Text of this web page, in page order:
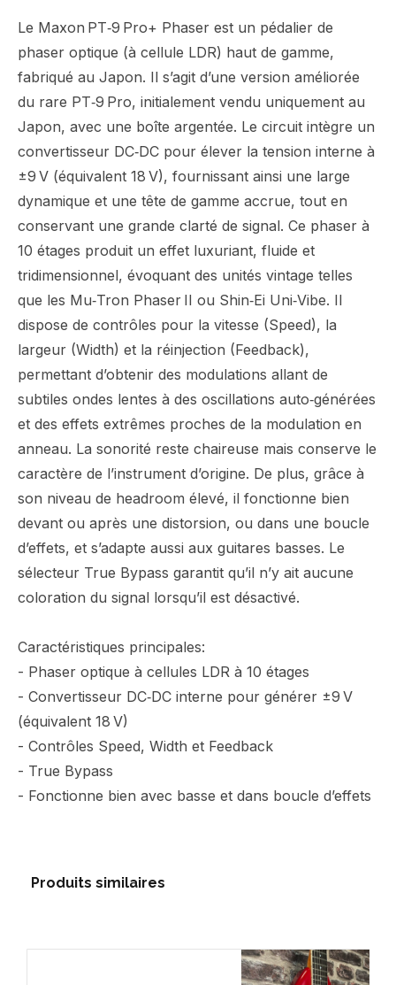
Le Maxon PT‑9 Pro+ Phaser est un pédalier de
phaser optique (à cellule LDR) haut de gamme,
fabriqué au Japon. Il s’agit d’une version améliorée
du rare PT‑9 Pro, initialement vendu uniquement au
Japon, avec une boîte argentée. Le circuit intègre un
convertisseur DC‑DC pour élever la tension interne à
±9 V (équivalent 18 V), fournissant ainsi une large
dynamique et une tête de gamme accrue, tout en
conservant une grande clarté de signal. Ce phaser à
10 étages produit un effet luxuriant, fluide et
tridimensionnel, évoquant des unités vintage telles
que les Mu‑Tron Phaser II ou Shin‑Ei Uni‑Vibe. Il
dispose de contrôles pour la vitesse (Speed), la
largeur (Width) et la réinjection (Feedback),
permettant d’obtenir des modulations allant de
subtiles ondes lentes à des oscillations auto‑générées
et des effets extrêmes proches de la modulation en
anneau. La sonorité reste chaireuse mais conserve le
caractère de l’instrument d’origine. De plus, grâce à
son niveau de headroom élevé, il fonctionne bien
devant ou après une distorsion, ou dans une boucle
d’effets, et s’adapte aussi aux guitares basses. Le
sélecteur True Bypass garantit qu’il n’y ait aucune
coloration du signal lorsqu’il est désactivé.
Caractéristiques principales:
- Phaser optique à cellules LDR à 10 étages
- Convertisseur DC‑DC interne pour générer ±9 V
(équivalent 18 V)
- Contrôles Speed, Width et Feedback
- True Bypass
- Fonctionne bien avec basse et dans boucle d’effets
Produits similaires